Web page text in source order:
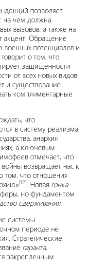
позволяет
на чем должна
вызовов, а также на
акцент. Обращение
потенциалов и
о том, что
защищенности
от всех новых видов
и существование
комплиментарные
что
в систему реализма,
анархия
а ключевым
отмечает, что
возвращает нас к
том, что отношения
[12]. Новая гонка
но фундаментом
сдерживания.
системы
периоде не
Стратегические
гаранта,
закрепленным